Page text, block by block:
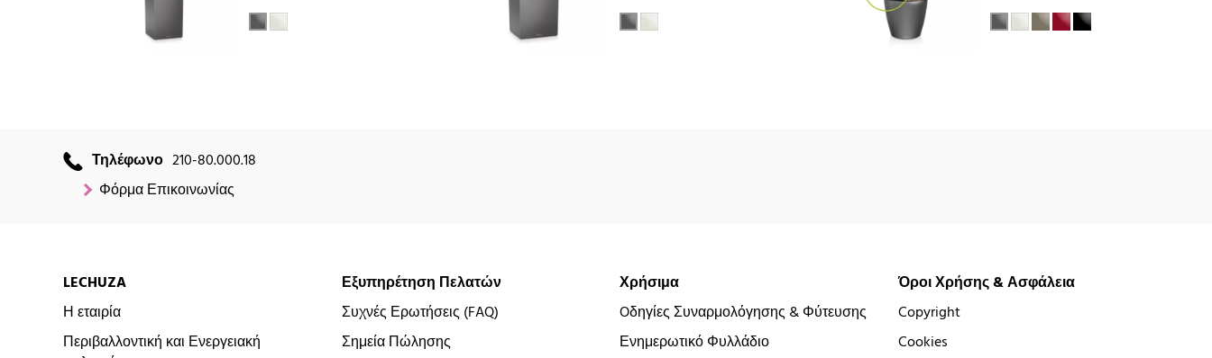
Τηλέφωνο 210-80.000.18
Φόρμα Επικοινωνίας
LECHUZA
Η εταιρία
Περιβαλλοντική και Ενεργειακή
Εξυπηρέτηση Πελατών
Συχνές Ερωτήσεις (FAQ)
Σημεία Πώλησης
Χρήσιμα
Oδηγίες Συναρμολόγησης & Φύτευσης
Ενημερωτικό Φυλλάδιο
Όροι Χρήσης & Ασφάλεια
Copyright
Cookies